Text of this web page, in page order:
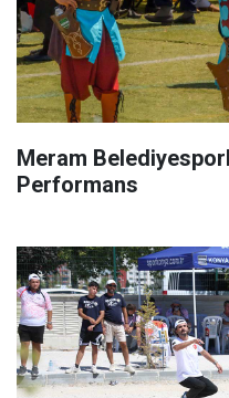
Meram
Performans